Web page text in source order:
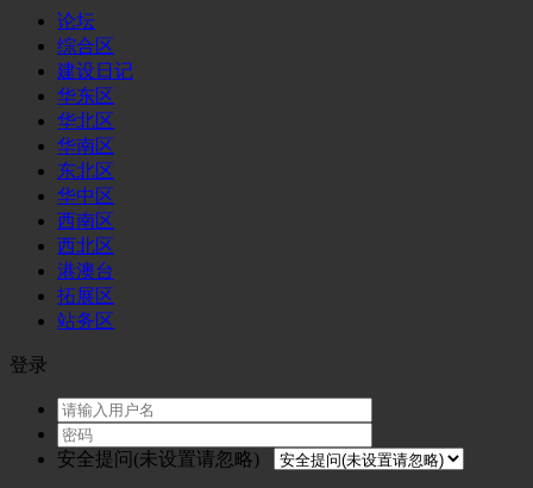
论坛
综合区
建设日记
华东区
华北区
华南区
东北区
华中区
西南区
西北区
港澳台
拓展区
站务区
登录
安全提问(未设置请忽略)